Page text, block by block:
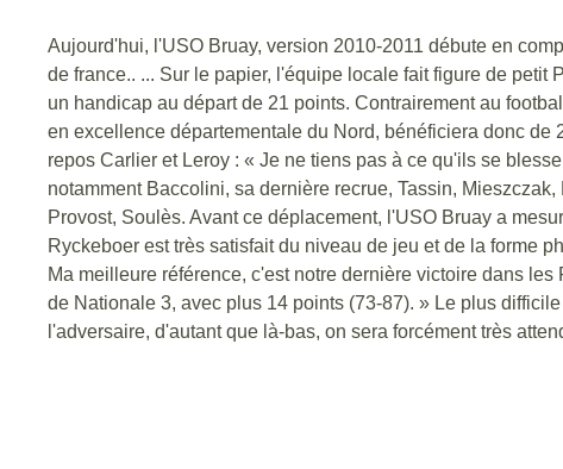
Aujourd'hui, l'USO Bruay, version 2010-2011 débute en
de france.. ... Sur le papier, l'équipe locale fait figure de
un handicap au départ de 21 points. Contrairement au
en excellence départementale du Nord, bénéficiera donc
repos Carlier et Leroy : « Je ne tiens pas à ce qu'ils se
notamment Baccolini, sa dernière recrue, Tassin,
Provost, Soulès. Avant ce déplacement, l'USO Bruay a
Ryckeboer est très satisfait du niveau de jeu et de la forme
Ma meilleure référence, c'est notre dernière victoire dans
de Nationale 3, avec plus 14 points (73-87). » Le plus
l'adversaire, d'autant que là-bas, on sera forcément très